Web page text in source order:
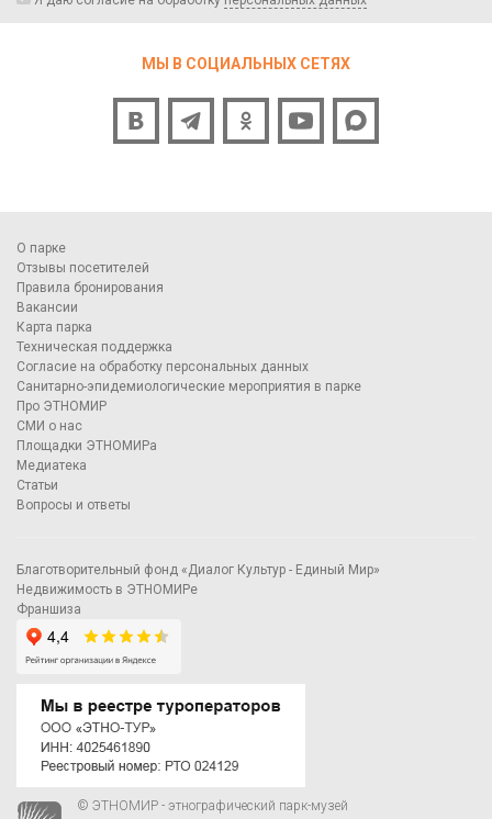
МЫ В СОЦИАЛЬНЫХ СЕТЯХ
О парке
Отзывы посетителей
Правила бронирования
Вакансии
Карта парка
Техническая поддержка
Согласие на обработку персональных данных
Санитарно-эпидемиологические мероприятия в парке
Про ЭТНОМИР
СМИ о нас
Площадки ЭТНОМИРа
Медиатека
Статьи
Вопросы и ответы
Благотворительный фонд «Диалог Культур - Единый Мир»
Недвижимость в ЭТНОМИРе
Франшиза
© ЭТНОМИР - этнографический парк-музей